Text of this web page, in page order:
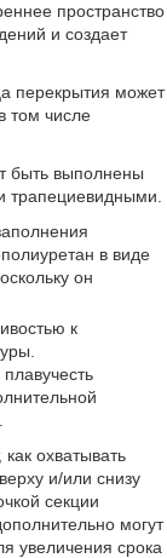
пространство
и создает
перекрытия может
том числе
быть выполнены
в виде
он
к
охватывать
и/или снизу
секции
могут
увеличения срока